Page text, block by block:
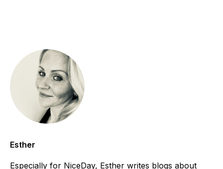
Esther
Especially for NiceDay, Esther writes blogs about